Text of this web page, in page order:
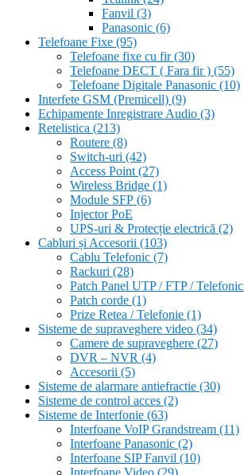
Fanvil (3)
Panasonic (6)
Telefoane Fixe (95)
Telefoane fixe cu fir(30)
Telefoane DECT ( Fara fir ) (55)
Telefoane Digitale Panasonic (10)
Interfete GSM (Premicell) (9)
Echipamente Inregistrare Audio (3)
Retelistica (213)
Routere (8)
Switch-uri (42)
Access Point (27)
Wireless Bridge (1)
Module SFP (6)
Injector PoE
UPS-uri & Protecție electrică (2)
Cabluri și Accesorii (103)
Cablu Telefonic (7)
Rackuri (28)
Patch Panel UTP / FTP / Telefonic
Patch corde (1)
Prize Retea / Telefonie (1)
Sisteme de supraveghere video (34)
Camere de supraveghere (27)
DVR – NVR (4)
Accesorii (5)
Sisteme de alarmare antiefractie (30)
Sisteme de control acces (2)
Sisteme de Interfonie (63)
Interfoane VoIP Grandstream (11)
Interfoane Panasonic (2)
Interfoane SIP Fanvil (10)
Interfoane Video (29)